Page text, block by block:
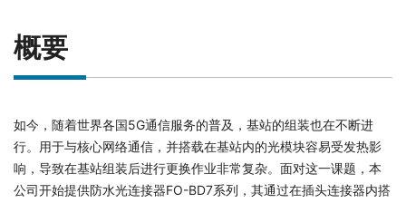
概要
如今，随着世界各国5G通信服务的普及，基站的组装也在不断进
行。用于与核心网络通信，并搭载在基站内的光模块容易受发热影
响，导致在基站组装后进行更换作业非常复杂。面对这一课题，本
公司开始提供防水光连接器FO-BD7系列，其通过在插头连接器内搭